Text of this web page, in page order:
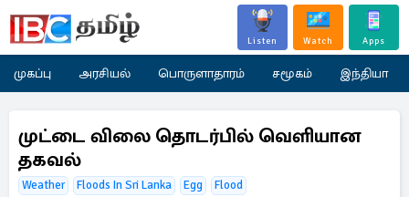
Listen Watch Apps
முகப்பு அரசியல் பொருளாதாரம் சமூகம் இந்தியா
முட்டை விலை தொடர்பில் வெளியான
தகவல்
Weather Floods In Sri Lanka Egg
Flood